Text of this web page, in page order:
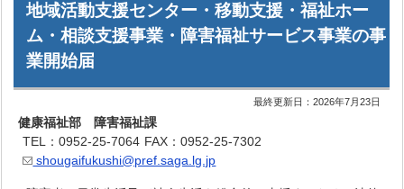
地域活動支援センター・移動支援・福祉ホー
ム・相談支援事業・障害福祉サービス事業の事
業開始届
最終更新日：2026年7月23日
健康福祉部 障害福祉課
TEL：0952-25-7064 FAX：0952-25-7302
shougaifukushi@pref.saga.lg.jp